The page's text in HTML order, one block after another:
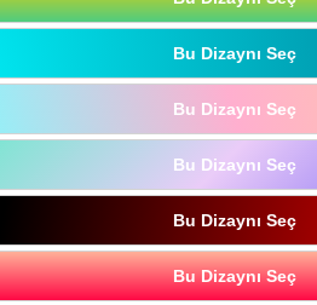
Bu Dizaynı Seç
Bu Dizaynı Seç
Bu Dizaynı Seç
Bu Dizaynı Seç
Bu Dizaynı Seç